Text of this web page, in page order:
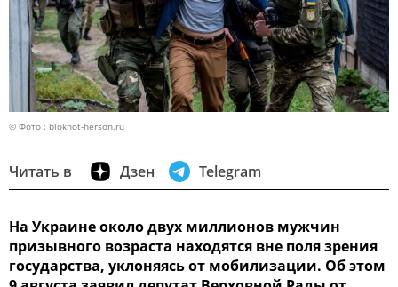
© Фото : bloknot-herson.ru
Читать в Дзен Telegram
На Украине около двух миллионов мужчин
призывного возраста находятся вне поля зрения
государства, уклоняясь от мобилизации. Об этом